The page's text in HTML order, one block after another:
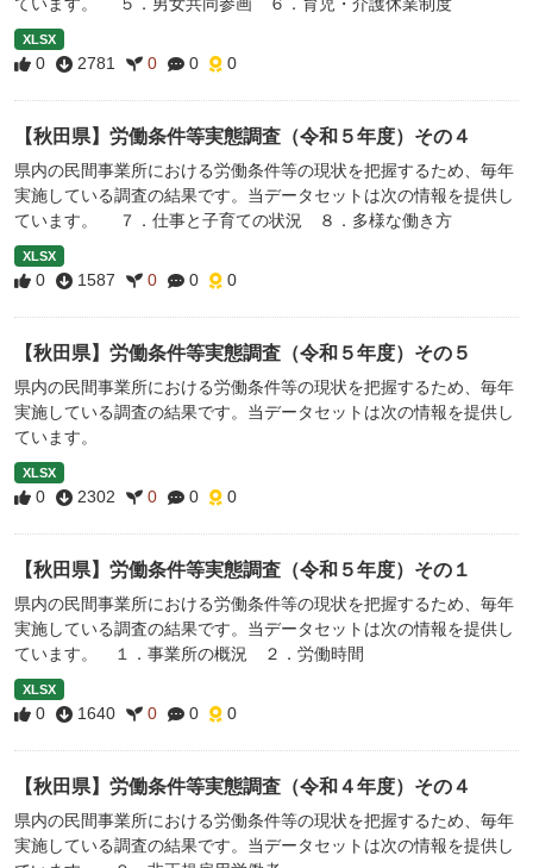
XLSX
0 2781 0 0 0
【秋田県】労働条件等実態調査（令和５年度）その４
県内の民間事業所における労働条件等の現状を把握するため、毎年
実施している調査の結果です。当データセットは次の情報を提供し
ています。 ７．仕事と子育ての状況 ８．多様な働き方
XLSX
0 1587 0 0 0
【秋田県】労働条件等実態調査（令和５年度）その５
県内の民間事業所における労働条件等の現状を把握するため、毎年
実施している調査の結果です。当データセットは次の情報を提供し
ています。
XLSX
0 2302 0 0 0
【秋田県】労働条件等実態調査（令和５年度）その１
県内の民間事業所における労働条件等の現状を把握するため、毎年
実施している調査の結果です。当データセットは次の情報を提供し
ています。 １．事業所の概況 ２．労働時間
XLSX
0 1640 0 0 0
【秋田県】労働条件等実態調査（令和４年度）その４
県内の民間事業所における労働条件等の現状を把握するため、毎年
実施している調査の結果です。当データセットは次の情報を提供し